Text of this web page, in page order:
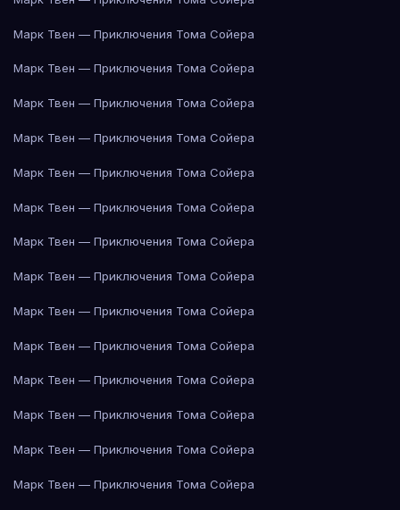
Марк Твен — Приключения Тома Сойера
Марк Твен — Приключения Тома Сойера
Марк Твен — Приключения Тома Сойера
Марк Твен — Приключения Тома Сойера
Марк Твен — Приключения Тома Сойера
Марк Твен — Приключения Тома Сойера
Марк Твен — Приключения Тома Сойера
Марк Твен — Приключения Тома Сойера
Марк Твен — Приключения Тома Сойера
Марк Твен — Приключения Тома Сойера
Марк Твен — Приключения Тома Сойера
Марк Твен — Приключения Тома Сойера
Марк Твен — Приключения Тома Сойера
Марк Твен — Приключения Тома Сойера